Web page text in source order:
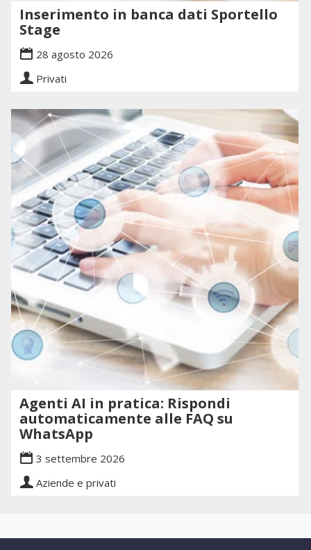
Inserimento in banca dati Sportello
Stage
28 agosto 2026
Privati
Agenti AI in pratica: Rispondi
automaticamente alle FAQ su
WhatsApp
3 settembre 2026
Aziende e privati